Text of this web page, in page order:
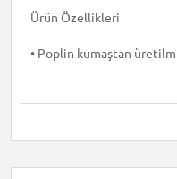
Ürün Özellikleri
• Poplin kumaştan